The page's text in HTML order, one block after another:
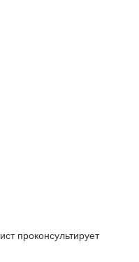
проконсультирует